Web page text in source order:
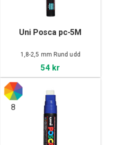
Uni Posca pc-5M
1,8-2,5 mm Rund udd
54 kr
8